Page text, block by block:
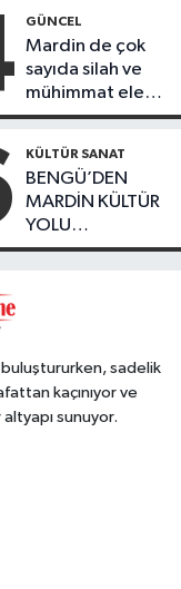
ürünlerini satarak
köydeki
çoçuklara kitap
desteğinde
bulundu
GÜNCEL
Mardin de çok
sayıda silah ve
mühimmat ele
geçirildi
KÜLTÜR SANAT
BENGÜ’DEN
MARDİN KÜLTÜR
YOLU
FESTIVALİ’NDE
sadelik
kaçınıyor ve
sunuyor.